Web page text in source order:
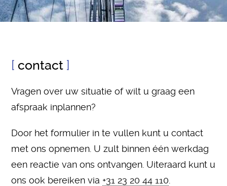
contact
Vragen over uw situatie of wilt u graag een
afspraak inplannen?
Door het formulier in te vullen kunt u contact
met ons opnemen. U zult binnen één werkdag
een reactie van ons ontvangen. Uiteraard kunt u
ons ook bereiken via +31 23 20 44 110